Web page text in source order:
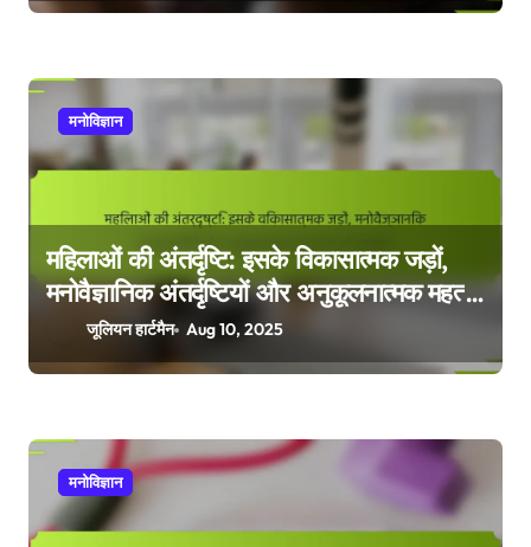
मनोविज्ञान
महिलाओं की अंतर्दृष्टि: इसके विकासात्मक जड़ों,
मनोवैज्ञानिक अंतर्दृष्टियों और अनुकूलनात्मक महत्व
को समझना
जूलियन हार्टमैन Aug 10, 2025
मनोविज्ञान